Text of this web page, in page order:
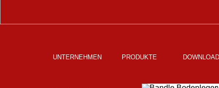
UNTERNEHMEN PRODUKTE DOWNLOAD